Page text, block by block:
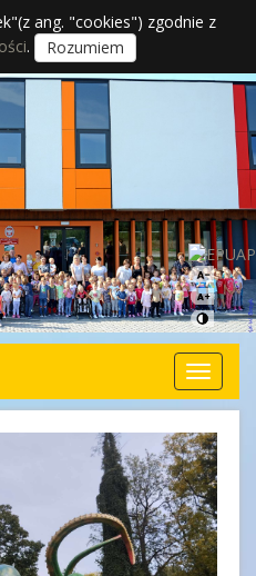
ang. "cookies") zgodnie z
. Rozumiem